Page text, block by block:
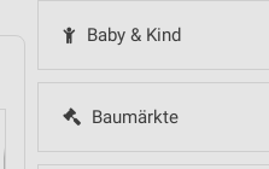
Baby & Kind
Baumärkte